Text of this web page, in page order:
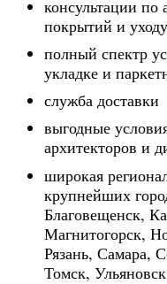
консультации по
покрытий и
полный спектр
укладке и
служба доставки
выгодные
архитекторов и
широкая
крупнейших
Благовещенск,
Магнитогорск,
Рязань, Самара,
Томск,